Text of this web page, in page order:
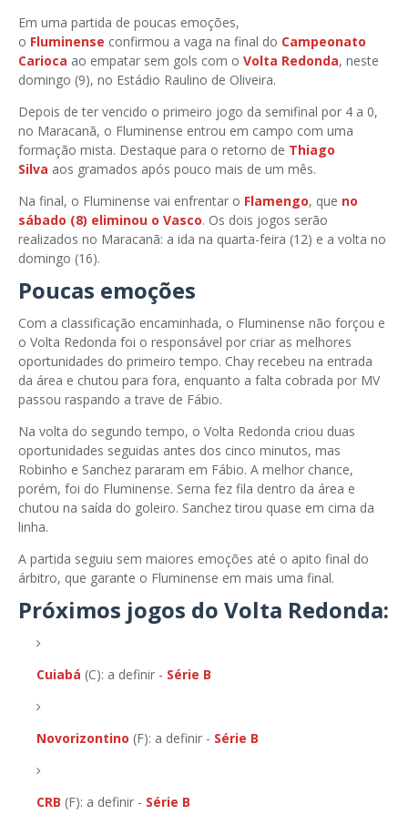
Em uma partida de poucas emoções,
o Fluminense confirmou a vaga na final do Campeonato
Carioca ao empatar sem gols com o Volta Redonda, neste
domingo (9), no Estádio Raulino de Oliveira.
Depois de ter vencido o primeiro jogo da semifinal por 4 a 0,
no Maracanã, o Fluminense entrou em campo com uma
formação mista. Destaque para o retorno de Thiago
Silva aos gramados após pouco mais de um mês.
Na final, o Fluminense vai enfrentar o Flamengo, que no
sábado (8) eliminou o Vasco. Os dois jogos serão
realizados no Maracanã: a ida na quarta-feira (12) e a volta no
domingo (16).
Poucas emoções
Com a classificação encaminhada, o Fluminense não forçou e
o Volta Redonda foi o responsável por criar as melhores
oportunidades do primeiro tempo. Chay recebeu na entrada
da área e chutou para fora, enquanto a falta cobrada por MV
passou raspando a trave de Fábio.
Na volta do segundo tempo, o Volta Redonda criou duas
oportunidades seguidas antes dos cinco minutos, mas
Robinho e Sanchez pararam em Fábio. A melhor chance,
porém, foi do Fluminense. Serna fez fila dentro da área e
chutou na saída do goleiro. Sanchez tirou quase em cima da
linha.
A partida seguiu sem maiores emoções até o apito final do
árbitro, que garante o Fluminense em mais uma final.
Próximos jogos do Volta Redonda:
Cuiabá (C): a definir - Série B
Novorizontino (F): a definir - Série B
CRB (F): a definir - Série B